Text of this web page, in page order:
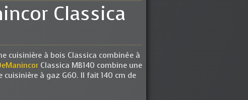
Classica
cuisinière à bois Classica combinée à
Classica MB140 combine une
cuisinière à gaz G60. Il fait 140 cm de